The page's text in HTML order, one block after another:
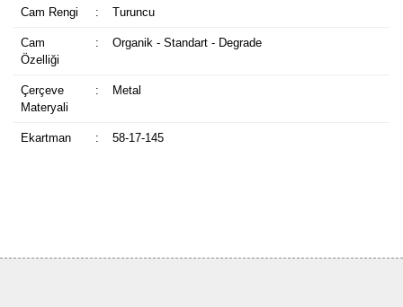
Cam Rengi : Turuncu
Cam
Özelliği
: Organik - Standart - Degrade
Çerçeve
Materyali
: Metal
Ekartman : 58-17-145